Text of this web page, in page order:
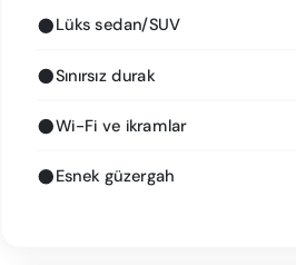
Lüks sedan/SUV
Sınırsız durak
Wi-Fi ve ikramlar
Esnek güzergah